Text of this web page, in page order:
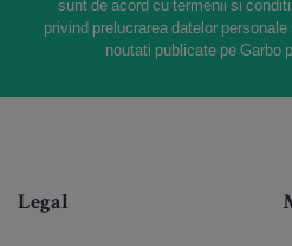
sunt de acord cu termenii si
privind prelucrarea datelor
noutati publicate pe Garbo
Legal